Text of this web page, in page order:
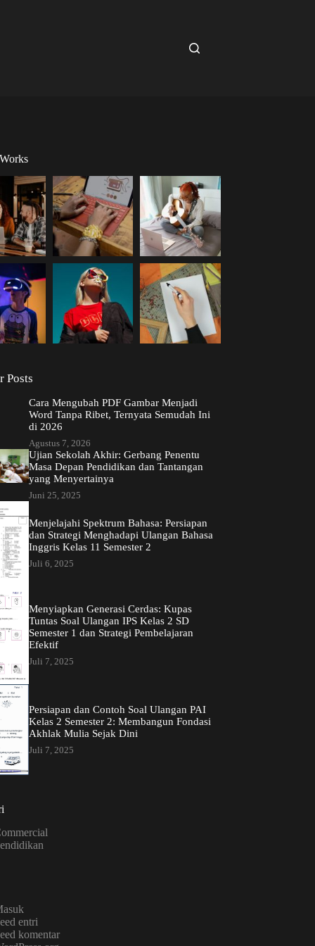
Posts
Cara Mengubah PDF Gambar Menjadi
Word Tanpa Ribet, Ternyata Semudah Ini
di 2026
Agustus 7, 2026
Ujian Sekolah Akhir: Gerbang Penentu
Masa Depan Pendidikan dan Tantangan
yang Menyertainya
Juni 25, 2025
Menjelajahi Spektrum Bahasa: Persiapan
dan Strategi Menghadapi Ulangan Bahasa
Inggris Kelas 11 Semester 2
Juli 6, 2025
Menyiapkan Generasi Cerdas: Kupas
Tuntas Soal Ulangan IPS Kelas 2 SD
Semester 1 dan Strategi Pembelajaran
Efektif
Juli 7, 2025
Persiapan dan Contoh Soal Ulangan PAI
Kelas 2 Semester 2: Membangun Fondasi
Akhlak Mulia Sejak Dini
Juli 7, 2025
entri
komentar